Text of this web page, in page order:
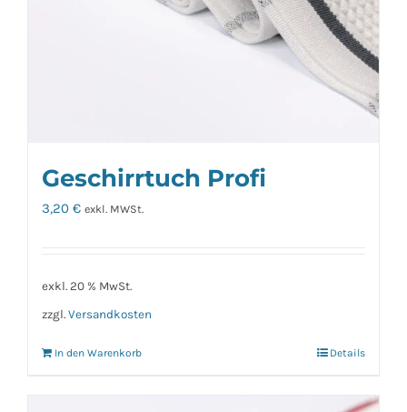
Geschirrtuch Profi
3,20 € exkl. MWSt.
exkl. 20 % MwSt.
zzgl. Versandkosten
In den Warenkorb Details